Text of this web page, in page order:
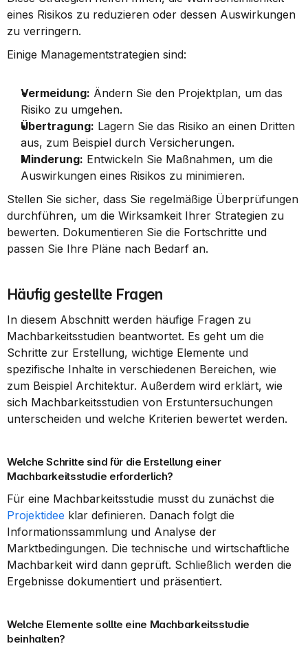
eines Risikos zu reduzieren oder dessen Auswirkungen
zu verringern.
Einige Managementstrategien sind:
Vermeidung: Ändern Sie den Projektplan, um das
Risiko zu umgehen.
Übertragung: Lagern Sie das Risiko an einen Dritten
aus, zum Beispiel durch Versicherungen.
Minderung: Entwickeln Sie Maßnahmen, um die
Auswirkungen eines Risikos zu minimieren.
Stellen Sie sicher, dass Sie regelmäßige Überprüfungen
durchführen, um die Wirksamkeit Ihrer Strategien zu
bewerten. Dokumentieren Sie die Fortschritte und
passen Sie Ihre Pläne nach Bedarf an.
Häufig gestellte Fragen
In diesem Abschnitt werden häufige Fragen zu
Machbarkeitsstudien beantwortet. Es geht um die
Schritte zur Erstellung, wichtige Elemente und
spezifische Inhalte in verschiedenen Bereichen, wie
zum Beispiel Architektur. Außerdem wird erklärt, wie
sich Machbarkeitsstudien von Erstuntersuchungen
unterscheiden und welche Kriterien bewertet werden.
Welche Schritte sind für die Erstellung einer
Machbarkeitsstudie erforderlich?
Projektidee klar definieren. Danach folgt die
Informationssammlung und Analyse der
Marktbedingungen. Die technische und wirtschaftliche
Machbarkeit wird dann geprüft. Schließlich werden die
Ergebnisse dokumentiert und präsentiert.
Welche Elemente sollte eine Machbarkeitsstudie
beinhalten?